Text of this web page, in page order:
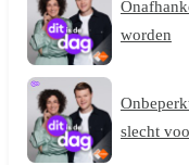
worden
slecht